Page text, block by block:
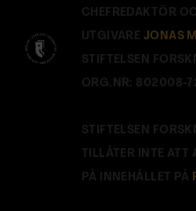
CHEFREDAKTÖR
UTGIVARE JONAS
STIFTELSEN
ORG.NR: 802008-
STIFTELSEN
TILLÅTER INTE
PÅ INNEHÅLLET PÅ